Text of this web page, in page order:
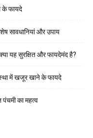
के फायदे
सावधानियां और उपाय
यह सुरक्षित और फायदेमंद है?
में खजूर खाने के फायदे
पंचमी का महत्व